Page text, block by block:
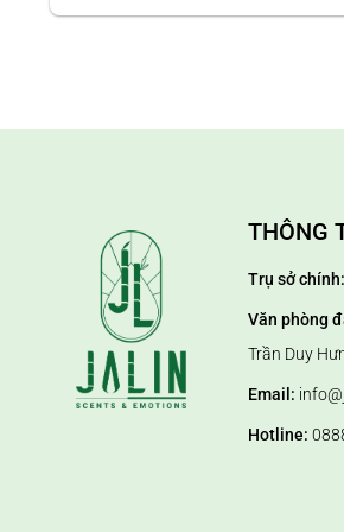
5. Hướng dẫn sử dụng lọ khuếch
- Bước 1: Cắm que khuếch tán
- Bước 2: Đảo đầu que sau 1 giờ
- Bước 3: Nếu sau 1 thời gian,
THÔNG
Trụ sở chính:
Văn phòng
Trần Duy
Email:
Hotline: